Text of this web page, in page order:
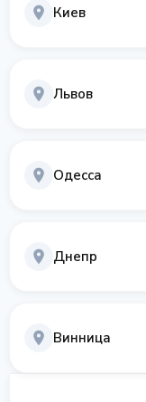
Киев
Львов
Одесса
Днепр
Винница